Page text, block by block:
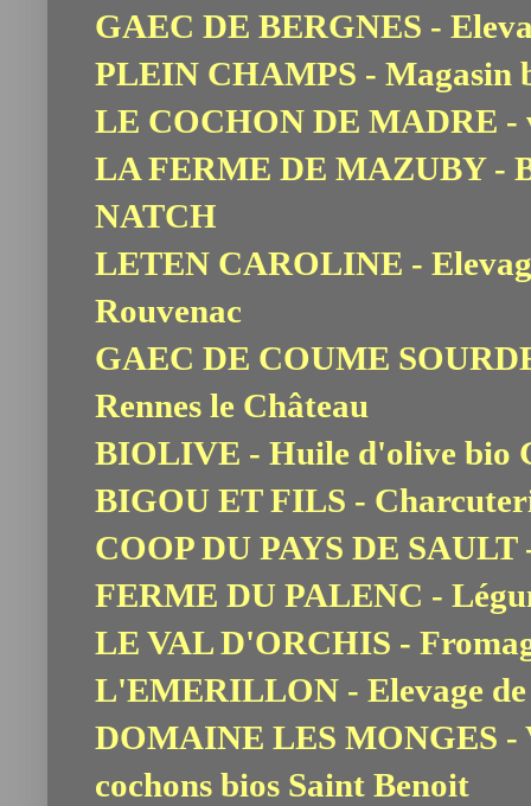
GAEC DE BERGNES -
PLEIN CHAMPS - Magasin
LE COCHON DE MADRE -
LA FERME DE MAZUBY -
NATCH
LETEN CAROLINE -
Rouvenac
GAEC DE COUME
Rennes le Château
BIOLIVE - Huile d'olive bio
BIGOU ET FILS -
COOP DU PAYS DE SAULT
FERME DU PALENC -
LE VAL D'ORCHIS -
L'EMERILLON - Elevage
DOMAINE LES MONGES -
cochons bios Saint Benoit